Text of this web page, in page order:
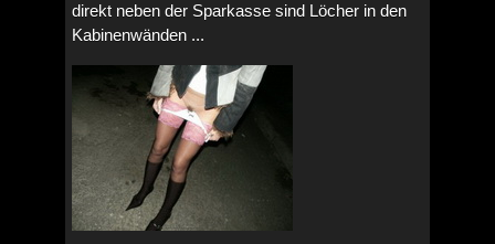
direkt neben der Sparkasse sind Löcher in den
Kabinenwänden ...